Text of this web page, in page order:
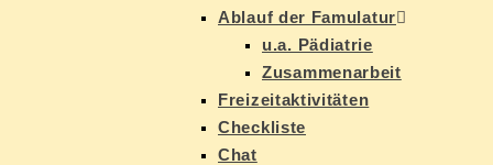
Ab­lauf der Famulatur
u.a. Päd­ia­trie
Zu­sam­men­ar­beit
Frei­zeit­ak­ti­vi­tä­ten
Check­lis­te
Chat